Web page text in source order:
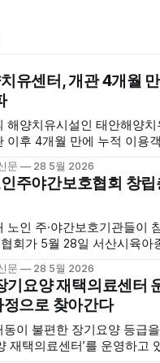
유센터, 개관 4개월
해양치유시설인 태안해양치
이후 4개월 만에 누적 이용
한 맞춤형 프로그램과 차별
광객과 군민의 발길을 끌고 있다. 센
태안의 청정 해양자원을 활
양한 프로그램을 운영하고
문 28 5월 2026
주야간보호협회 창립
노인 주·야간보호기관들이
회가 5월 28일 서산시육아
시 관내 주·야간보호기관
약 100여명이 참석했으며,
시설협회, 서산시재가복지
역 노인복지 관련 기관 관계
출범을 축하했다. 서산시노인주
문 28 5월 2026
기요양 재택의료센터
정으로 찾아간다
동이 불편한 장기요양 등급
재택의료센터’를 운영하고